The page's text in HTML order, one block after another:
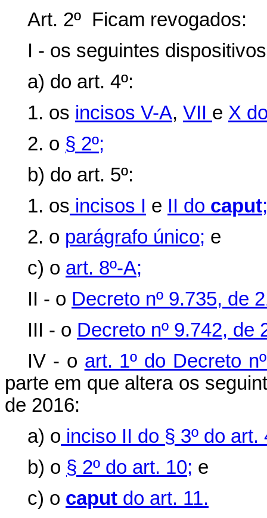
Art. 2º Ficam revogados:
I - os seguintes
a) do art. 4º:
1. os incisos V-A, VII e X
2. o § 2º;
b) do art. 5º:
1. os incisos I e II do caput
2. o parágrafo único; e
c) o art. 8º-A;
II - o Decreto nº 9.735, de
III - o Decreto nº 9.742, de
IV - o art. 1º do Decreto
parte em que altera os
de 2016:
a) o inciso II do § 3º do art.
b) o § 2º do art. 10; e
c) o caput do art. 11.